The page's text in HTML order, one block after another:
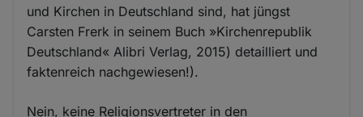
und Kirchen in Deutschland sind, hat jüngst
Carsten Frerk in seinem Buch »Kirchenrepublik
Deutschland« Alibri Verlag, 2015) detailliert und
faktenreich nachgewiesen!).
Nein, keine Religionsvertreter in den